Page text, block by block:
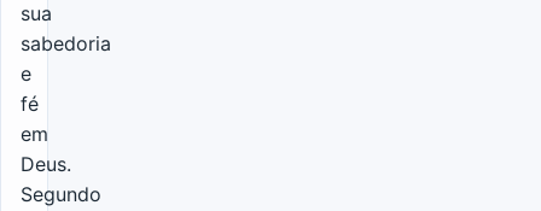
sua
sabedoria
e
fé
em
Deus.
Segundo